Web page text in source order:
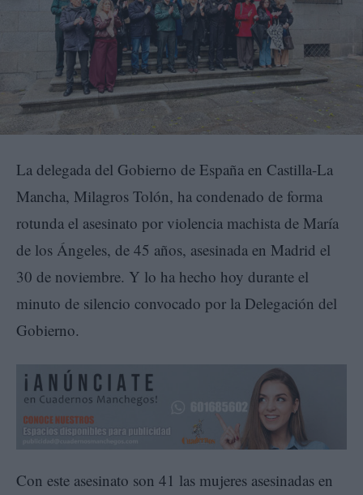
La delegada del Gobierno de España en Castilla-La
Mancha, Milagros Tolón, ha condenado de forma
rotunda el asesinato por violencia machista de María
de los Ángeles, de 45 años, asesinada en Madrid el
30 de noviembre. Y lo ha hecho hoy durante el
minuto de silencio convocado por la Delegación del
Gobierno.
Con este asesinato son 41 las mujeres asesinadas en